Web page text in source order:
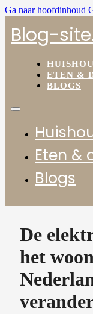
Ga naar hoofdinhoud
Blog-
ETEN &
BLOGS
Eten &
Blogs
De
het